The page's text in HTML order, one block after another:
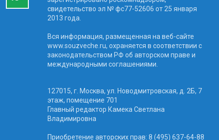
свидетельство эл № фc77-52606 от 25 января
2013 года.
Вся информация, размещенная на веб-сайте
www.souzveche.ru, охраняется в соответствии с
законодательством РФ об авторском праве и
международными соглашениями.
127015, г. Москва, ул. Новодмитровская, д. 2Б, 7
этаж, помещение 701
Главный редактор Камека Светлана
Владимировна
Приобретение авторских прав: 8 (495) 637-64-88